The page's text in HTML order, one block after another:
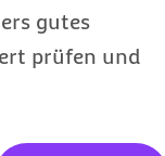
gutes
prüfen und